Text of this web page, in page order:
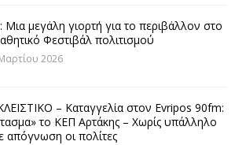
Μια μεγάλη γιορτή για το περιβάλλον στο
Φεστιβάλ πολιτισμού
2026
– Καταγγελία στον Evripos 90fm:
το ΚΕΠ Αρτάκης – Χωρίς υπάλληλο
απόγνωση οι πολίτες